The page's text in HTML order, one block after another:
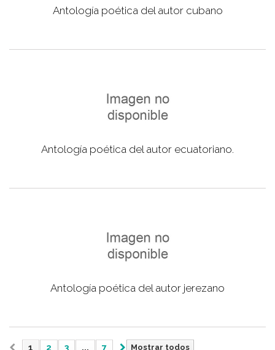
Antología poética del autor cubano
Antología poética del autor ecuatoriano.
Antología poética del autor jerezano
Mostrar todos
1 2 3 ... 7